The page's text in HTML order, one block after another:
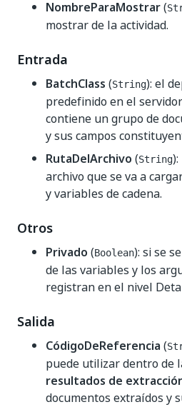
NombreParaMostrar(
mostrar de la actividad.
Entrada
BatchClass (String): el
predefinido en el
contiene un grupo de
y sus campos
RutaDelArchivo (String
archivo que se va a
y variables de cadena.
Otros
Privado (Boolean): si se
de las variables y los
registran en el nivel
Salida
CódigoDeReferencia (
puede utilizar dentro de
resultados de
documentos extraídos y